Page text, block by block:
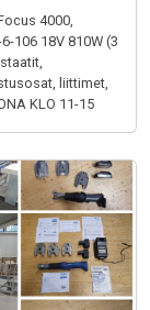
4000,
106 18V 810W (3
liittimet,
KLO 11-15